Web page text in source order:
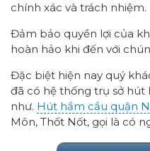
chính xác và trách nhiệm.
Đảm bảo quyền lợi của
hoàn hảo khi đến với
Đặc biệt hiện nay quý
đã có hệ thống trụ sở
như. Hút hầm cầu quận
Môn, Thốt Nốt, gọi là có